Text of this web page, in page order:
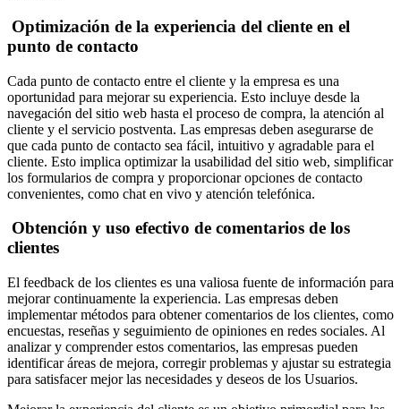
Optimización de la experiencia del cliente en el
punto de contacto
Cada punto de contacto entre el cliente y la empresa es una
oportunidad para mejorar su experiencia. Esto incluye desde la
navegación del sitio web hasta el proceso de compra, la atención al
cliente y el servicio postventa. Las empresas deben asegurarse de
que cada punto de contacto sea fácil, intuitivo y agradable para el
cliente. Esto implica optimizar la usabilidad del sitio web, simplificar
los formularios de compra y proporcionar opciones de contacto
convenientes, como chat en vivo y atención telefónica.
Obtención y uso efectivo de comentarios de los
clientes
El feedback de los clientes es una valiosa fuente de información para
mejorar continuamente la experiencia. Las empresas deben
implementar métodos para obtener comentarios de los clientes, como
encuestas, reseñas y seguimiento de opiniones en redes sociales. Al
analizar y comprender estos comentarios, las empresas pueden
identificar áreas de mejora, corregir problemas y ajustar su estrategia
para satisfacer mejor las necesidades y deseos de los Usuarios.